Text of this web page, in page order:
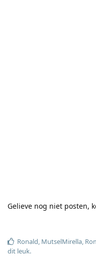
Gelieve nog niet posten,
Ronald, MutselMirella,
dit leuk.